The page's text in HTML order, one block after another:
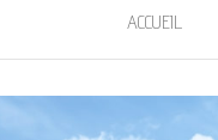
ACCUEIL